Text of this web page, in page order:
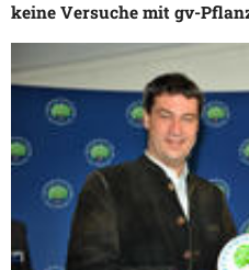
keine Versuche mit gv-